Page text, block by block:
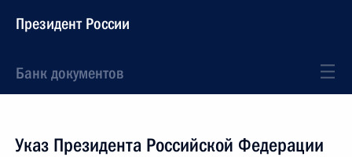
Президент России
Банк документов
Указ Президента Российской Федерации